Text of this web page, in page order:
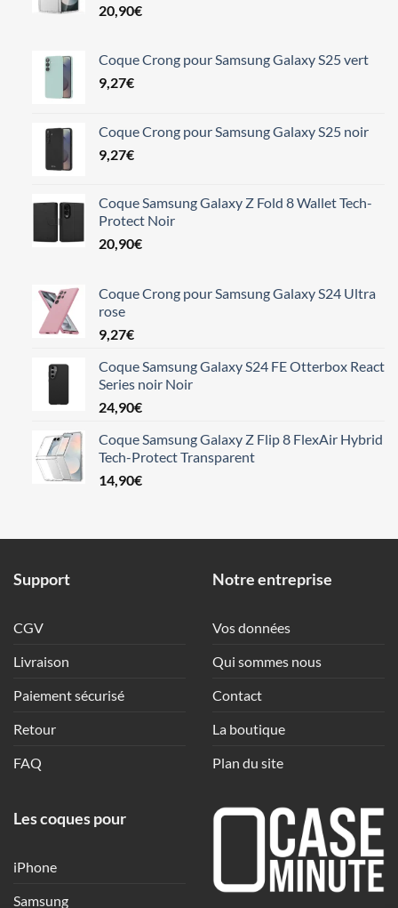
20,90€
Coque Crong pour Samsung Galaxy S25 vert
9,27€
Coque Crong pour Samsung Galaxy S25 noir
9,27€
Coque Samsung Galaxy Z Fold 8 Wallet Tech-
Protect Noir
20,90€
Coque Crong pour Samsung Galaxy S24 Ultra
rose
9,27€
Coque Samsung Galaxy S24 FE Otterbox React
Series noir Noir
24,90€
Coque Samsung Galaxy Z Flip 8 FlexAir Hybrid
Tech-Protect Transparent
14,90€
Support
CGV
Livraison
Paiement sécurisé
Retour
FAQ
Notre entreprise
Vos données
Qui sommes nous
Contact
La boutique
Plan du site
Les coques pour
iPhone
Samsung